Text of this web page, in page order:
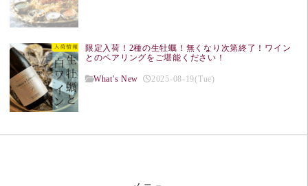
限定入荷！2種の生牡蠣！無くなり次第終了！ワイン
とのペアリングをご堪能ください！
What's New 2025-08-19(Tue)